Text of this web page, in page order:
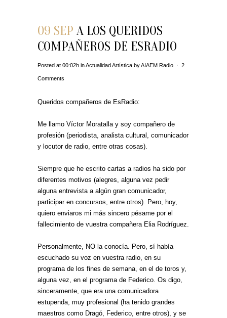
09 SEP A LOS QUERIDOS
COMPAÑEROS DE ESRADIO
Posted at 00:02h inActualidad Artística byAIAEM Radio 2
Comments
Queridos compañeros de EsRadio:
Me llamo Víctor Moratalla y soy compañero de
profesión (periodista, analista cultural, comunicador
y locutor de radio, entre otras cosas).
Siempre que he escrito cartas a radios ha sido por
diferentes motivos (alegres, alguna vez pedir
alguna entrevista a algún gran comunicador,
participar en concursos, entre otros). Pero, hoy,
quiero enviaros mi más sincero pésame por el
fallecimiento de vuestra compañera Elia Rodríguez.
Personalmente, NO la conocía. Pero, sí había
escuchado su voz en vuestra radio, en su
programa de los fines de semana, en el de toros y,
alguna vez, en el programa de Federico. Os digo,
sinceramente, que era una comunicadora
estupenda, muy profesional (ha tenido grandes
maestros como Dragó, Federico, entre otros), y se